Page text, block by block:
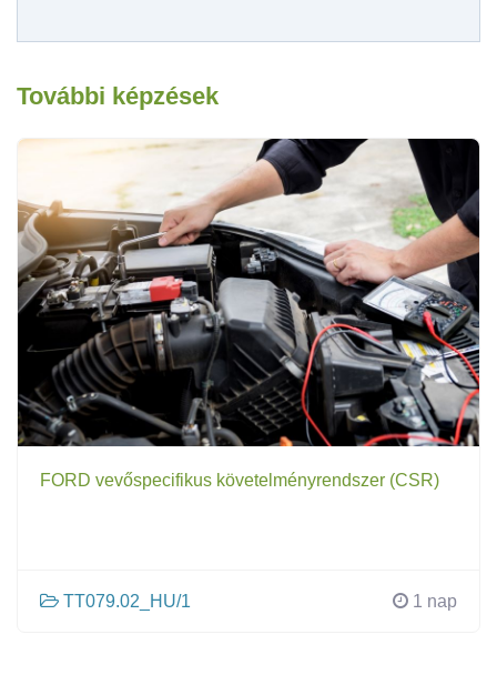
További képzések
FORD vevőspecifikus követelményrendszer (CSR)
TT079.02_HU/1 1 nap